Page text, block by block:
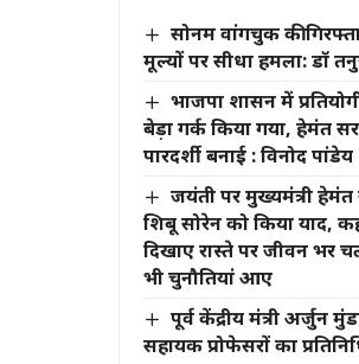
सोनम वांगचुक की
मूल्यों पर सीधा हमला: डॉ
भाजपा शासन में
बेड़ा गर्क किया गया, हेमंत
पारदर्शी बनाई : विनोद पांडेय
जयंती पर मुख्यमंत्री हेमंत
शिबू सोरेन को किया याद,
दिखाए रास्ते पर जीवन भर
भी चुनौतियां आए
पूर्व केंद्रीय मंत्री अर्जुन
सहायक प्रोफेसरों का